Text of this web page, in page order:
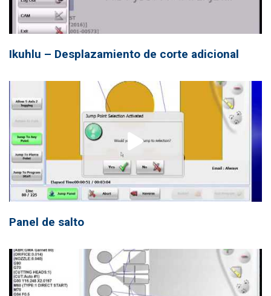
Ikuhlu – Desplazamiento de corte adicional
Panel de salto